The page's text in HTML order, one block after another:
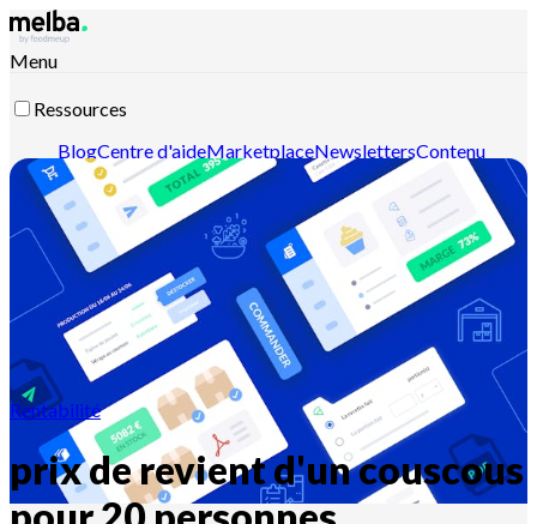
Menu
Ressources
BlogCentre d'aideMarketplaceNewslettersContenu
intelligentDocumentation APIDocumentation MCP
Contactez-nousDécouvrir melba
Rentabilité
prix de revient d'un couscous